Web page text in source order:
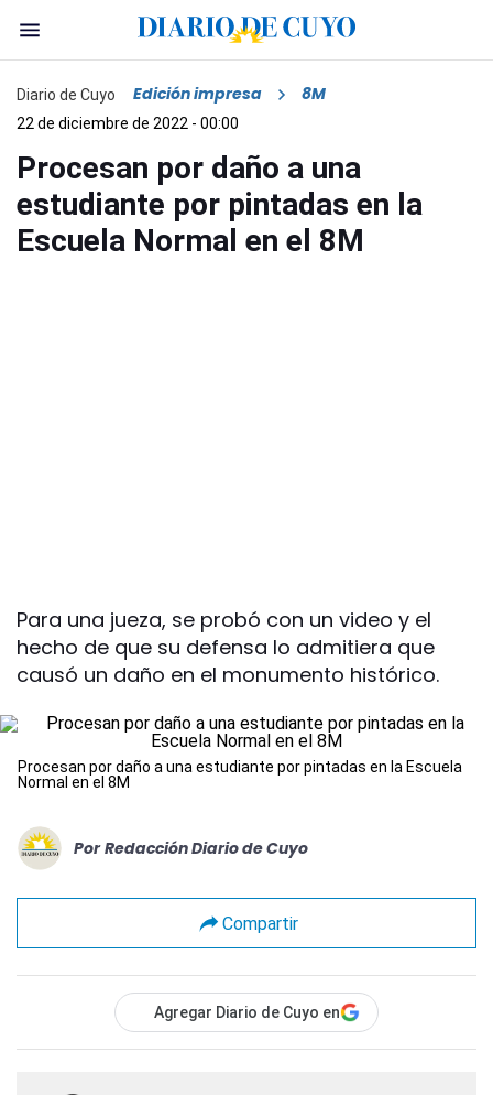
Diario de Cuyo Edición impresa 8M
22 de diciembre de 2022 - 00:00
Procesan por daño a una
estudiante por pintadas en la
Escuela Normal en el 8M
Para una jueza, se probó con un video y el
hecho de que su defensa lo admitiera que
causó un daño en el monumento histórico.
Procesan por daño a una estudiante por pintadas en la Escuela
Normal en el 8M
Por Redacción Diario de Cuyo
Compartir
Agregar Diario de Cuyo en